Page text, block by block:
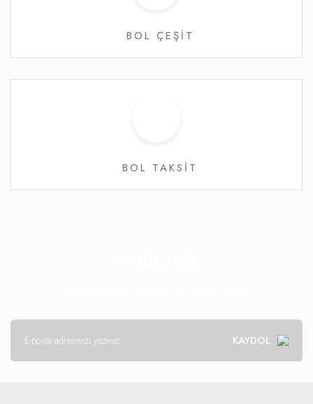
BOL ÇEŞİT
BOL TAKSİT
KAYDOL